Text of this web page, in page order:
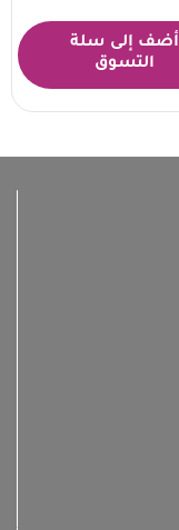
أضف إلى سلة
التسوق